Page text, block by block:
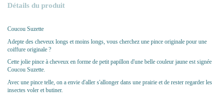
Détails du produit
Coucou Suzette
Adepte des cheveux longs et moins longs, vous cherchez une pince originale pour une
coiffure originale ?
Cette jolie pince à cheveux en forme de petit papillon d'une belle couleur jaune est signée
Coucou Suzette.
Avec une pince telle, on a envie d'aller s'allonger dans une prairie et de rester regarder les
insectes voler et butiner.